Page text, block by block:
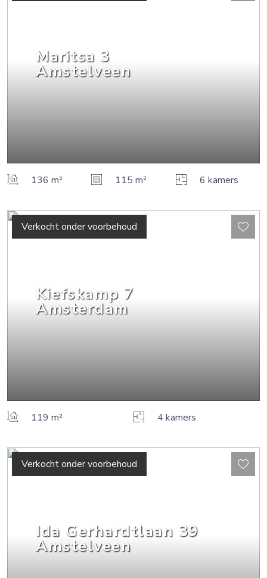
Maritsa 3
Amstelveen
136 m² 115 m² 6 kamers
Verkocht onder voorbehoud
Kiefskamp 7
Amsterdam
119 m² 4 kamers
Verkocht onder voorbehoud
Ida Gerhardtlaan 39
Amstelveen